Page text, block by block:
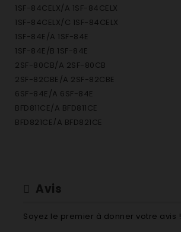
1SF-84CELX/A 1SF-84CELX
1SF-84CELX/C 1SF-84CELX
1SF-84E/A 1SF-84E
1SF-84E/B 1SF-84E
2SF-80CB/A 2SF-80CB
2SF-82CBE/A 2SF-82CBE
6SF-84E/A 6SF-84E
BFD811CE/A BFD811CE
BFD821CE/A BFD821CE
BWD180TL/A BWD180TL
BWD180TL/C BWD180TL
Avis
Soyez le premier à donner votre avis !